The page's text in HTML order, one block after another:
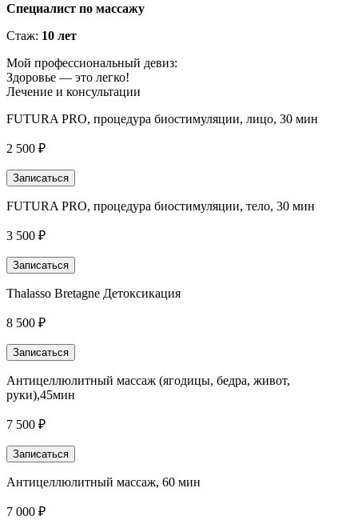
Специалист по массажу
Стаж: 10 лет
Мой профессиональный девиз:
Здоровье — это легко!
Лечение и консультации
FUTURA PRO, процедура биостимуляции, лицо, 30 мин
2 500 ₽
Записаться
FUTURA PRO, процедура биостимуляции, тело, 30 мин
3 500 ₽
Записаться
Thalasso Bretagne Детоксикация
8 500 ₽
Записаться
Антицеллюлитный массаж (ягодицы, бедра, живот,
руки),45мин
7 500 ₽
Записаться
Антицеллюлитный массаж, 60 мин
7 000 ₽